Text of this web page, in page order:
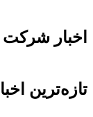
اخبار شرکت
تازه‌ترین